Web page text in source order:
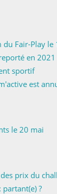
du Fair-Play le
en 2021
sportif
est
le 20 mai
prix du
partant(e) ?